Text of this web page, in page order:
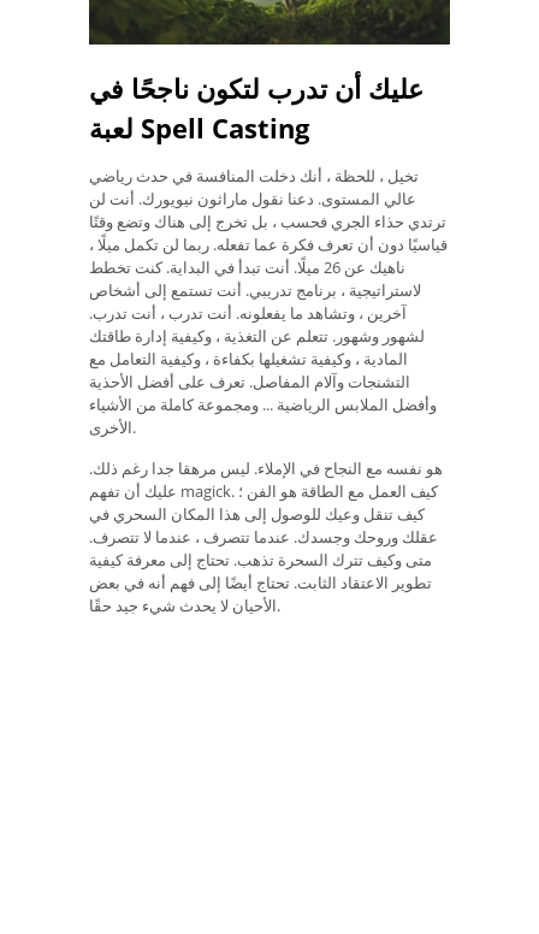
عليك أن تدرب لتكون ناجحًا في
لعبة Spell Casting
تخيل ، للحظة ، أنك دخلت المنافسة في حدث رياضي
عالي المستوى. دعنا نقول ماراثون نيويورك. أنت لن
ترتدي حذاء الجري فحسب ، بل تخرج إلى هناك وتضع وقتًا
قياسيًا دون أن تعرف فكرة عما تفعله. ربما لن تكمل ميلًا ،
ناهيك عن 26 ميلًا. أنت تبدأ في البداية. كنت تخطط
لاستراتيجية ، برنامج تدريبي. أنت تستمع إلى أشخاص
آخرين ، وتشاهد ما يفعلونه. أنت تدرب ، أنت تدرب.
لشهور وشهور. تتعلم عن التغذية ، وكيفية إدارة طاقتك
المادية ، وكيفية تشغيلها بكفاءة ، وكيفية التعامل مع
التشنجات وآلام المفاصل. تعرف على أفضل الأحذية
وأفضل الملابس الرياضية ... ومجموعة كاملة من الأشياء
الأخرى.
هو نفسه مع النجاح في الإملاء. ليس مرهقا جدا رغم ذلك.
عليك أن تفهم magick. كيف العمل مع الطاقة هو الفن ؛
كيف تنقل وعيك للوصول إلى هذا المكان السحري في
عقلك وروحك وجسدك. عندما تتصرف ، عندما لا تتصرف.
متى وكيف تترك السحرة تذهب. تحتاج إلى معرفة كيفية
تطوير الاعتقاد الثابت. تحتاج أيضًا إلى فهم أنه في بعض
الأحيان لا يحدث شيء جيد حقًا.